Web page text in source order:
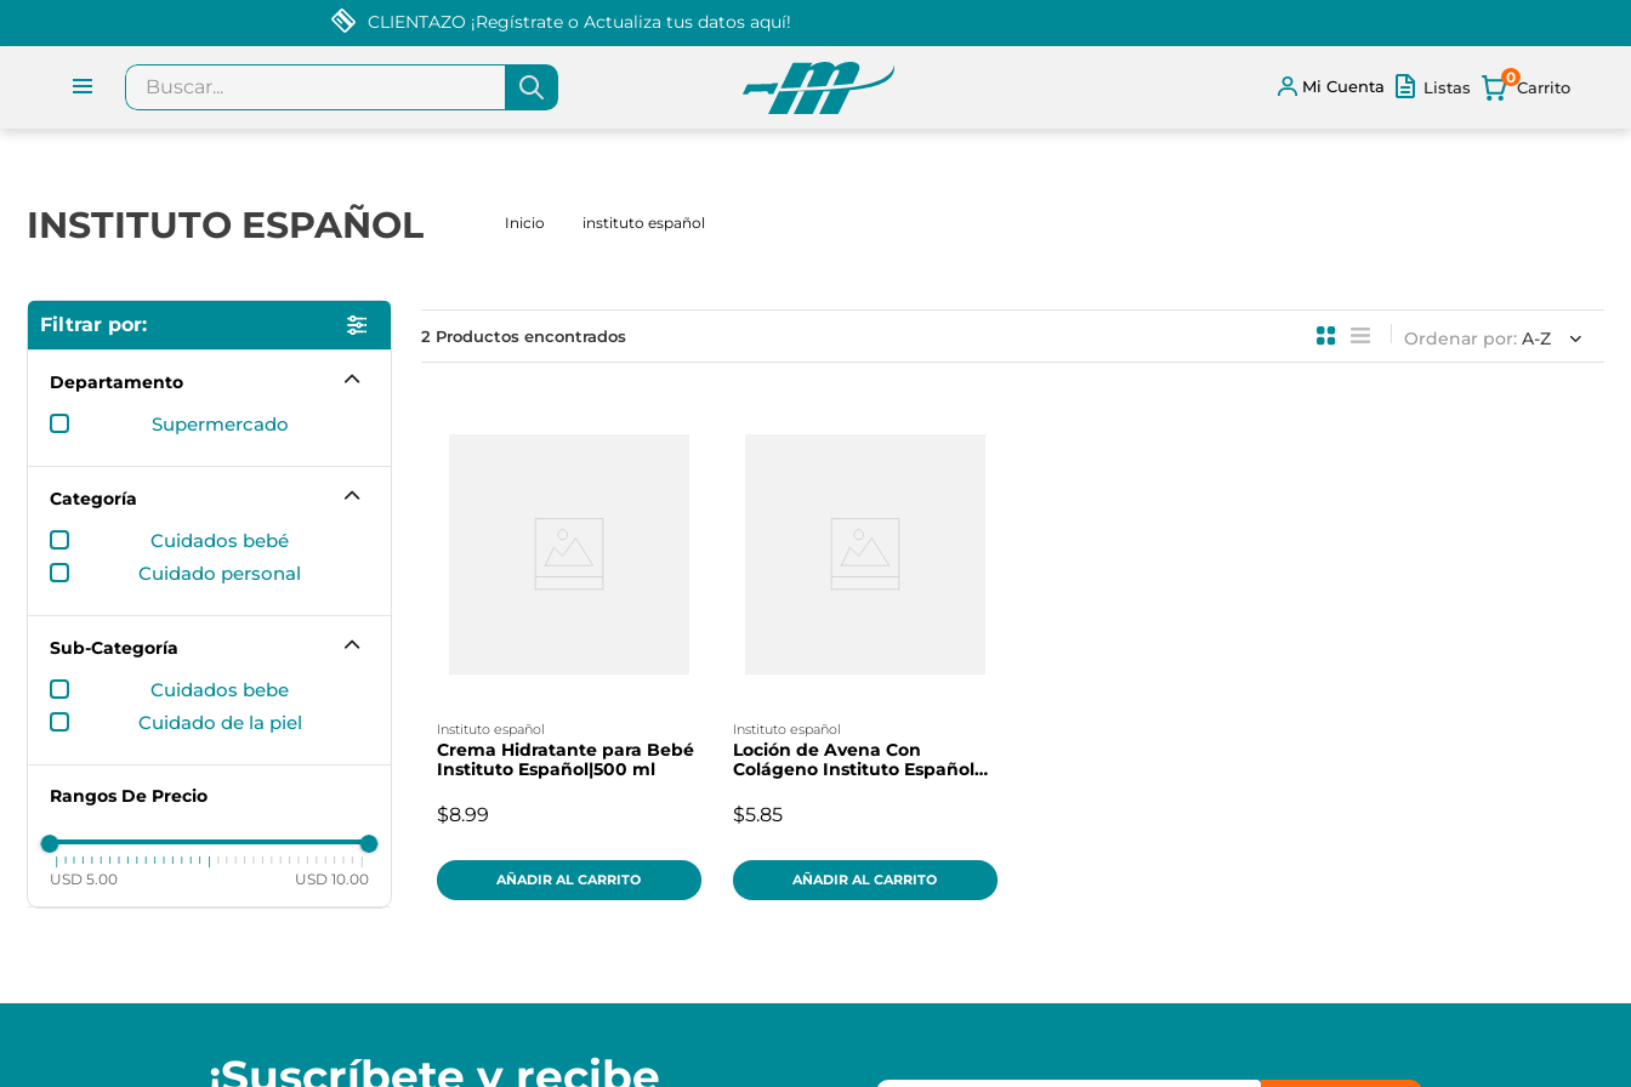
CLIENTAZO ¡Regístrate o Actualiza tus datos aquí!
Buscar...
Mi Cuenta Listas
0
INSTITUTO ESPAÑOL instituto español
Departamento
supermercado
Categoría
cuidados bebé
cuidado personal
Sub-Categoría
cuidados bebe
cuidado de la piel
Rangos De Precio
USD 5.00 USD 10.00
2 Ordenar por A-Z
instituto español
Crema Hidratante para Bebé
Instituto Español|500 ml
$8.99
AÑADIR AL CARRITO
instituto español
Loción de Avena Con
Colágeno Instituto Español
$5.85
AÑADIR AL CARRITO
¡Suscríbete y recibe